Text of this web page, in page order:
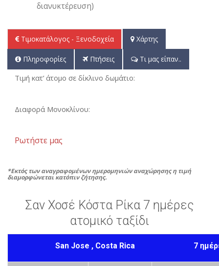
διανυκτέρευση)
Τιμοκατάλογος - Ξενοδοχεία Χάρτης
Πληροφορίες Πτήσεις Τι μας είπαν..
Τιμή κατ’ άτομο σε δίκλινο δωμάτιο:
Διαφορά Μονοκλίνου:
Ρωτήστε μας
*Εκτός των αναγραφομένων ημερομηνιών αναχώρησης η τιμή
διαμορφώνεται κατόπιν ζήτησης.
Σαν Χοσέ Κόστα Ρίκα 7 ημέρες
ατομικό ταξίδι
San Jose , Costa Rica 7